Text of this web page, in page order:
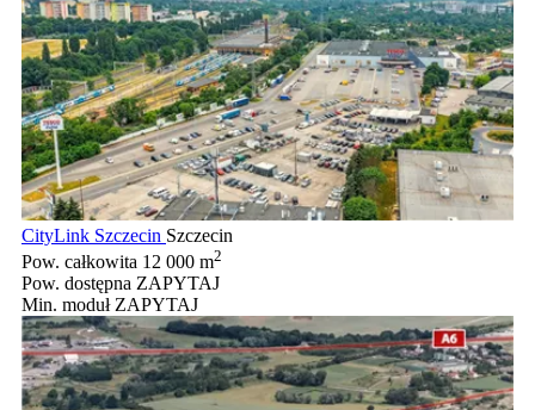
CityLink Szczecin Szczecin
Pow. całkowita 12 000 m2
Pow. dostępna ZAPYTAJ
Min. moduł ZAPYTAJ